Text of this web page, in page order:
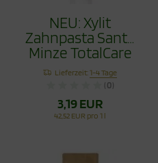
NEU: Xylit
Zahnpasta Sante
Minze TotalCare
75ml
Lieferzeit:1-4 Tage
(0)
3,19 EUR
42,52 EUR pro 1 l